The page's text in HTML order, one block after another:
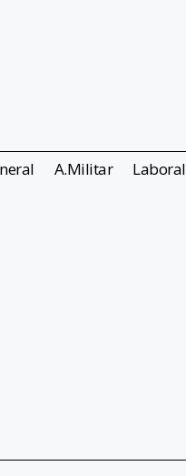
A.Militar Laboral